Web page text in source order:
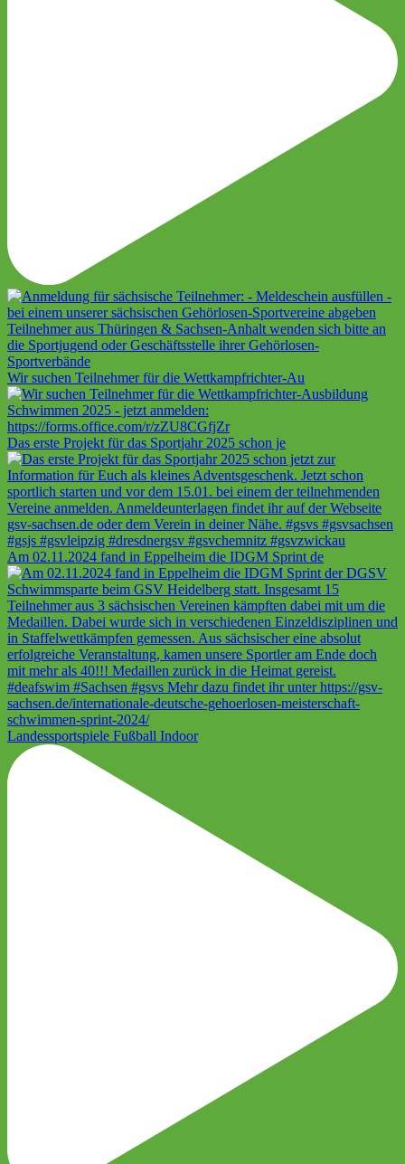
Wir suchen Teilnehmer für die Wettkampfrichter-Au
Das erste Projekt für das Sportjahr 2025 schon je
Am 02.11.2024 fand in Eppelheim die IDGM Sprint de
Landessportspiele Fußball Indoor